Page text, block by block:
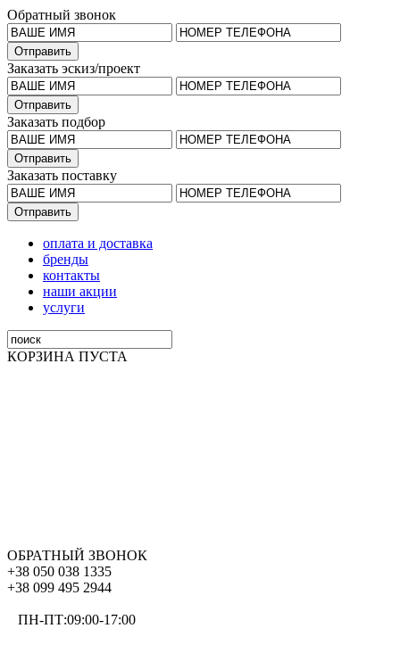
Обратный звонок
Заказать эскиз/проект
Заказать подбор
Заказать поставку
оплата и доставка
бренды
контакты
наши акции
услуги
КОРЗИНА ПУСТА
ОБРАТНЫЙ ЗВОНОК
+38 050 038 1335
+38 099 495 2944
ПН-ПТ:09:00-17:00